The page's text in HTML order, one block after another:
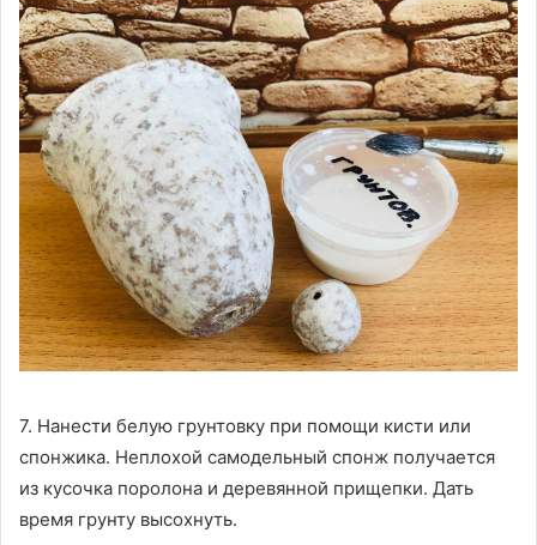
7. Нанести белую грунтовку при помощи кисти или
спонжика. Неплохой самодельный спонж получается
из кусочка поролона и деревянной прищепки. Дать
время грунту высохнуть.